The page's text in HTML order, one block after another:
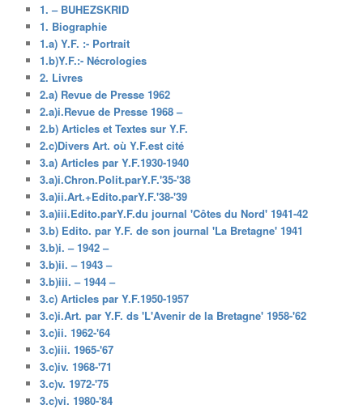
1. – BUHEZSKRID
1. Biographie
1.a) Y.F. :- Portrait
1.b)Y.F.:- Nécrologies
2. Livres
2.a) Revue de Presse 1962
2.a)i.Revue de Presse 1968 –
2.b) Articles et Textes sur Y.F.
2.c)Divers Art. où Y.F.est cité
3.a) Articles par Y.F.1930-1940
3.a)i.Chron.Polit.parY.F.'35-'38
3.a)ii.Art.+Edito.parY.F.'38-'39
3.a)iii.Edito.parY.F.du journal 'Côtes du Nord' 1941-42
3.b) Edito. par Y.F. de son journal 'La Bretagne' 1941
3.b)i. – 1942 –
3.b)ii. – 1943 –
3.b)iii. – 1944 –
3.c) Articles par Y.F.1950-1957
3.c)i.Art. par Y.F. ds 'L'Avenir de la Bretagne' 1958-'62
3.c)ii. 1962-'64
3.c)iii. 1965-'67
3.c)iv. 1968-'71
3.c)v. 1972-'75
3.c)vi. 1980-'84